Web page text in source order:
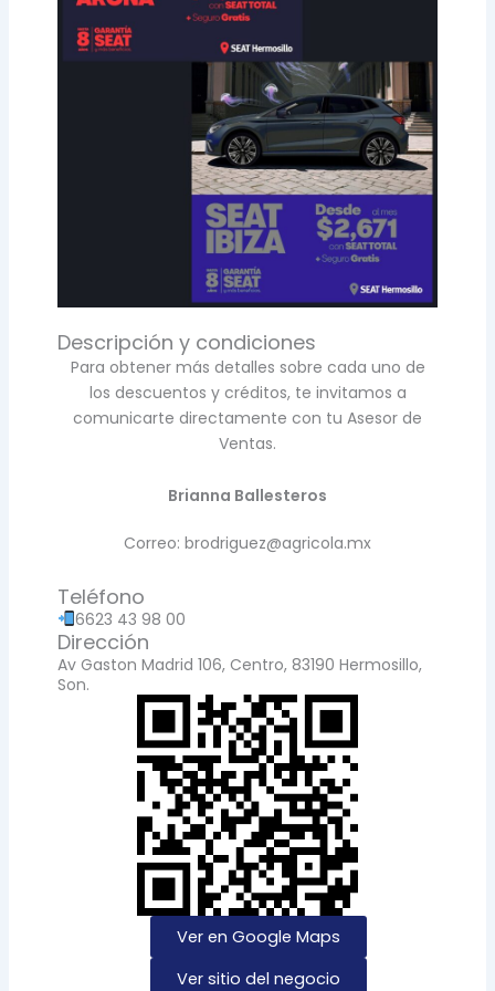
Descripción y condiciones
Para obtener más detalles sobre cada uno de
los descuentos y créditos, te invitamos a
comunicarte directamente con tu Asesor de
Ventas.
Brianna Ballesteros
Correo: brodriguez@agricola.mx
Teléfono
6623 43 98 00
Dirección
Av Gaston Madrid 106, Centro, 83190 Hermosillo,
Son.
Ver en Google Maps
Ver sitio del negocio